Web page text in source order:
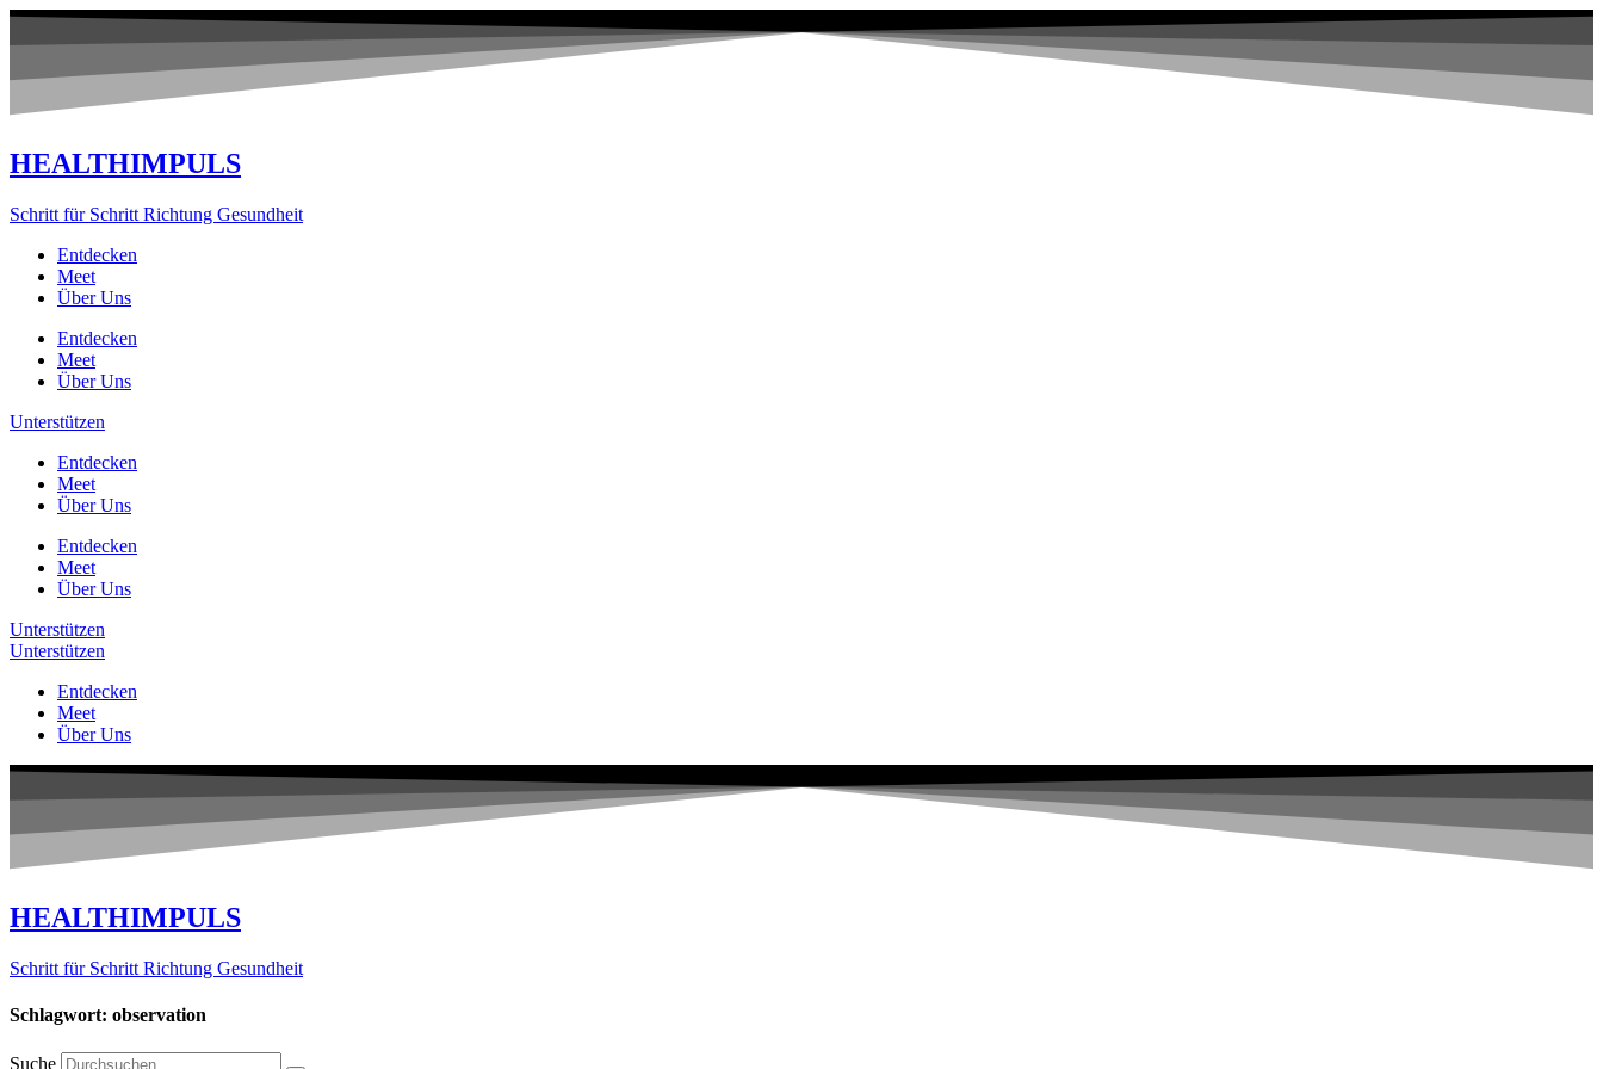
Zum
HEALTHIMPULS
Schritt für Schritt Richtung Gesundheit
Entdecken
Meet
Über Uns
Entdecken
Meet
Über Uns
Unterstützen
Entdecken
Meet
Über Uns
Entdecken
Meet
Über Uns
Unterstützen
Unterstützen
Entdecken
Meet
Über Uns
HEALTHIMPULS
Schritt für Schritt Richtung Gesundheit
Schlagwort: observation
Suche